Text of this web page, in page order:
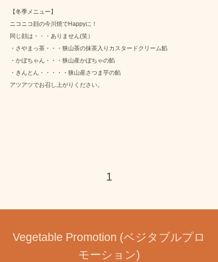
【冬季メニュー】
ニコニコ顔の今川焼でHappyに！
同じ顔は・・・ありません(笑）
・さやまっ茶・・・狭山茶の抹茶入りカスタードクリーム餡
・かぼちゃん・・・狭山産かぼちゃの餡
・きんとん・・・・・狭山産さつま芋の餡
アツアツでお召し上がりください。
1
Vegetable Promotion (ベジタブルプロ
モーション)